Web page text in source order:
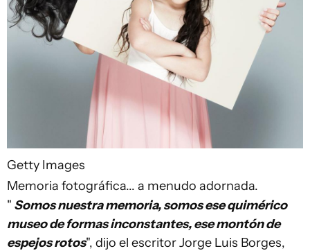
Getty Images
Memoria fotográfica... a menudo adornada.
" Somos nuestra memoria, somos ese quimérico
museo de formas inconstantes, ese montón de
espejos rotos", dijo el escritor Jorge Luis Borges,